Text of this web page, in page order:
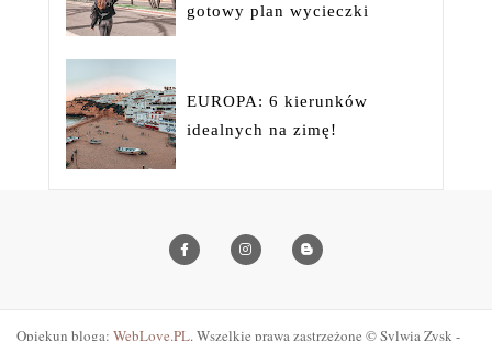
gotowy plan wycieczki
EUROPA: 6 kierunków
idealnych na zimę!
Opiekun bloga: WebLove.PL. Wszelkie prawa zastrzeżone © Sylwia Zysk -